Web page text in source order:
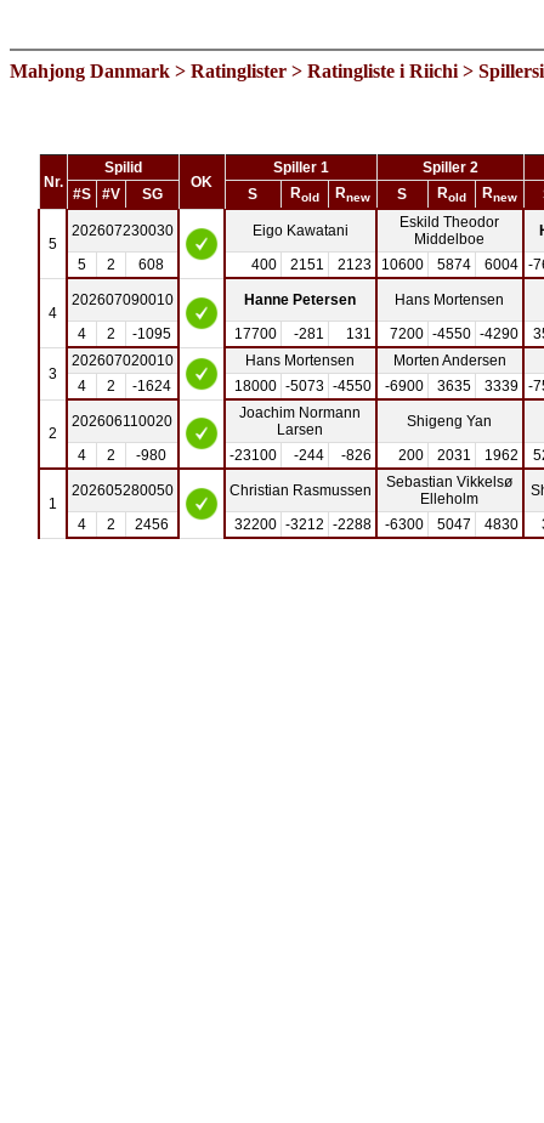
Mahjong Danmark > Ratinglister > Ratingliste i Riichi >
Nr.
Spilid
OK
Spiller 1
Spiller 2
#S
#V SG S Rold Rnew S Rold Rnew
5
202607230030 Eigo Kawatani
Eskild Theodor
Middelboe
5
2 608 400 2151 2123 10600 5874 6004 -
4
202607090010 Hanne Petersen
Hans Mortensen
4
2 -1095 17700 -281 131 7200 -4550 -4290
3
202607020010 Hans Mortensen
Morten Andersen
4
2 -1624 18000 -5073 -4550 -6900 3635 3339 -
2
202606110020
Joachim Normann
Larsen
Shigeng Yan
4
2 -980 -23100 -244 -826 200 2031 1962
1
202605280050 Christian Rasmussen
Sebastian Vikkelsø
Elleholm
4
2 2456 32200 -3212 -2288 -6300 5047 4830